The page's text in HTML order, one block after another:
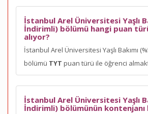
İstanbul Arel Üniversitesi Yaşlı
İndirimli) bölümü hangi puan
alıyor?
İstanbul Arel Üniversitesi Yaşlı Bakımı
bölümü TYT puan türü ile öğrenci
İstanbul Arel Üniversitesi Yaşlı
İndirimli) bölümünün kontenjanı